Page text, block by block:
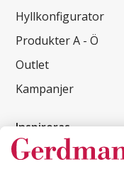
Hyllkonfigurator
Produkter A - Ö
Outlet
Kampanjer
Inspireras
Kundcase